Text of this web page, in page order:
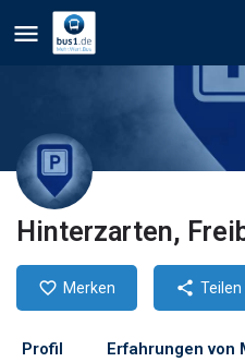
Hinterzarten,
Merken Teilen
Profil Erfahrungen von